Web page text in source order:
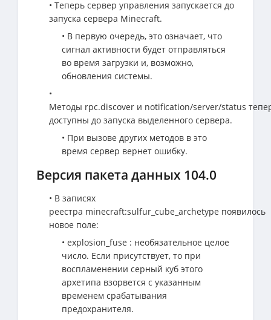
• Теперь сервер управления запускается до
запуска сервера Minecraft.
• В первую очередь, это означает, что
сигнал активности будет отправляться
во время загрузки и, возможно,
обновления системы.
•
Методы rpc.discover и notification/server/status
доступны до запуска выделенного сервера.
• При вызове других методов в это
время сервер вернет ошибку.
Версия пакета данных 104.0
• В записях
реестра minecraft:sulfur_cube_archetype появилось
новое поле:
• explosion_fuse : необязательное целое
число. Если присутствует, то при
воспламенении серный куб этого
архетипа взорвется с указанным
временем срабатывания
предохранителя.